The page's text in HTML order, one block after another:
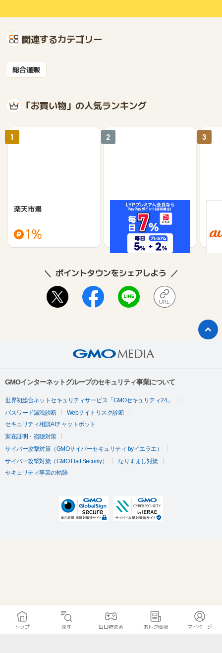
関連するカテゴリー
総合通販
「お買い物」の人気ランキング
楽天市場
1%
1
Yahoo!ショッピング
1%
2 3
ポイントタウンをシェアしよう
GMOインターネットグループのセキュリティ事業について
世界初総合ネットセキュリティサービス「GMOセキュリティ24」
パスワード漏洩診断
Webサイトリスク診断
セキュリティ相談AIチャットボット
実在証明・盗聴対策
サイバー攻撃対策（GMOサイバーセキュリティ byイエラエ）
サイバー攻撃対策（GMO Flatt Security）
なりすまし対策
セキュリティ事業の軌跡
トップ 探す 毎日貯める おトク情報 マイページ